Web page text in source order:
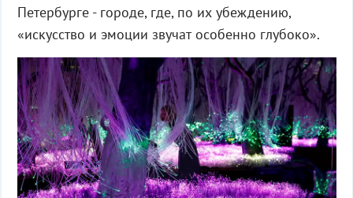
Петербурге - городе, где, по их убеждению,
«искусство и эмоции звучат особенно глубоко».